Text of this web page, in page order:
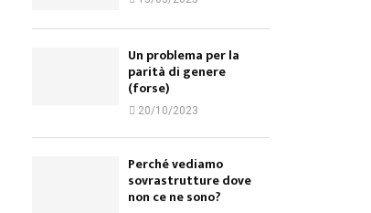
Un problema per la
parità di genere
(forse)
20/10/2023
Perché vediamo
sovrastrutture dove
non ce ne sono?